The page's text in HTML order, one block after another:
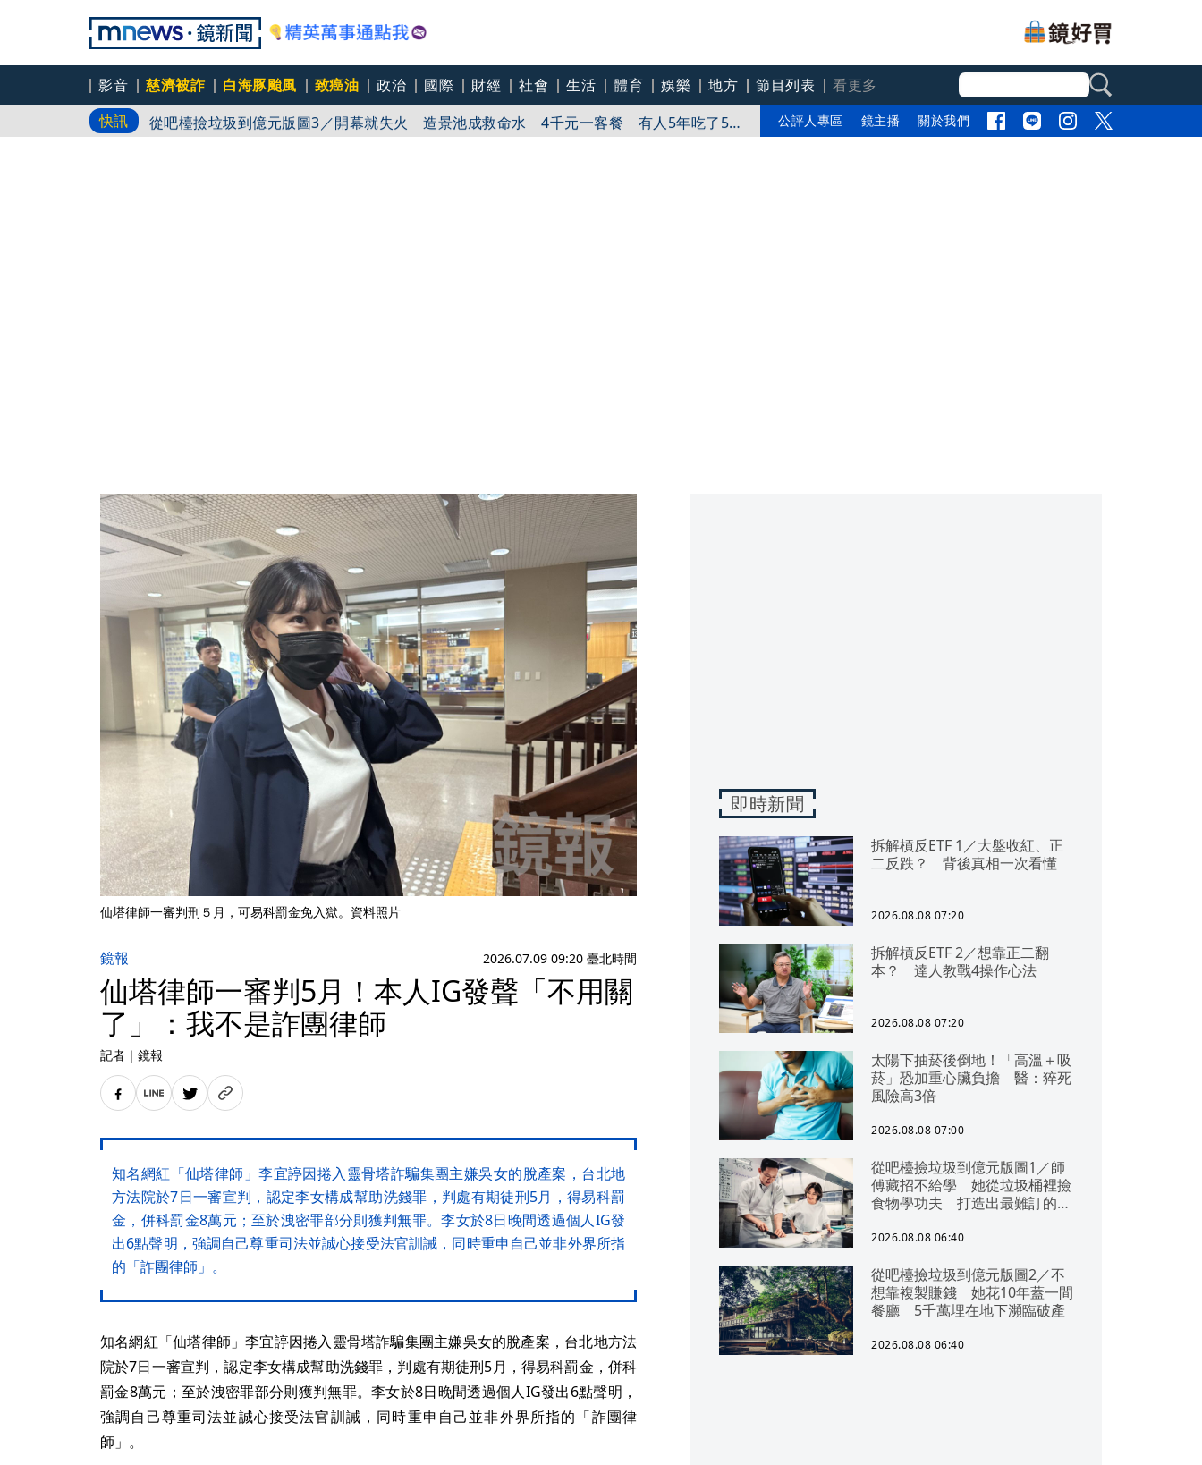
影音 慈濟被詐 白海豚颱風 致癌油 政治 國際 財經 社會 生活 體育 娛樂 地方 節目列表
看更多
快訊
從吧檯撿垃圾到億元版圖2／不想靠複製賺錢 她花10年蓋一間餐廳 5千萬埋在地下瀕臨破
產
從吧檯撿垃圾到億元版圖3／開幕就失火 造景池成救命水 4千元一客餐 有人5年吃了50
公評人專區 鏡主播 關於我們
仙塔律師一審判刑５月，可易科罰金免入獄。資料照片
鏡報 2026.07.09 09:20 臺北時間
仙塔律師一審判5月！本人IG發聲「不用關
了」：我不是詐團律師
記者 ｜ 鏡報
知名網紅「仙塔律師」李宜諪因捲入靈骨塔詐騙集團主嫌吳女的脫產案，台北地
方法院於7日一審宣判，認定李女構成幫助洗錢罪，判處有期徒刑5月，得易科罰
金，併科罰金8萬元；至於洩密罪部分則獲判無罪。李女於8日晚間透過個人IG發
出6點聲明，強調自己尊重司法並誠心接受法官訓誡，同時重申自己並非外界所指
的「詐團律師」。
知名網紅「仙塔律師」李宜諪因捲入靈骨塔詐騙集團主嫌吳女的脫產案，台北地方法
院於7日一審宣判，認定李女構成幫助洗錢罪，判處有期徒刑5月，得易科罰金，併科
罰金8萬元；至於洩密罪部分則獲判無罪。李女於8日晚間透過個人IG發出6點聲明，
強調自己尊重司法並誠心接受法官訓誡，同時重申自己並非外界所指的「詐團律
師」。
即時新聞
拆解槓反ETF 1／大盤收紅、正
二反跌？ 背後真相一次看懂
2026.08.08 07:20
拆解槓反ETF 2／想靠正二翻
本？ 達人教戰4操作心法
2026.08.08 07:20
太陽下抽菸後倒地！「高溫＋吸
菸」恐加重心臟負擔 醫：猝死
風險高3倍
2026.08.08 07:00
從吧檯撿垃圾到億元版圖1／師
傅藏招不給學 她從垃圾桶裡撿
食物學功夫 打造出最難訂的餐
2026.08.08 06:40
從吧檯撿垃圾到億元版圖2／不
想靠複製賺錢 她花10年蓋一間
餐廳 5千萬埋在地下瀕臨破產
2026.08.08 06:40